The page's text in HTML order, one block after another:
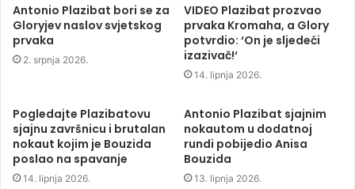
Antonio Plazibat bori se za
Gloryjev naslov svjetskog
prvaka
2. srpnja 2026.
VIDEO Plazibat prozvao
prvaka Kromaha, a Glory
potvrdio: ‘On je sljedeći
izazivač!‘
14. lipnja 2026.
Pogledajte Plazibatovu
sjajnu završnicu i brutalan
nokaut kojim je Bouzida
poslao na spavanje
14. lipnja 2026.
Antonio Plazibat sjajnim
nokautom u dodatnoj
rundi pobijedio Anisa
Bouzida
13. lipnja 2026.